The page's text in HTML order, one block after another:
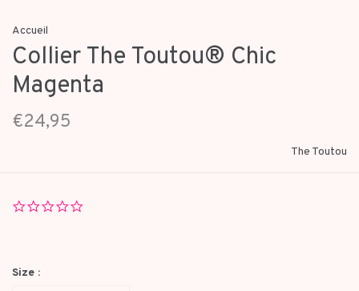
Accueil
Collier The Toutou® Chic
Magenta
€24,95
The Toutou
Size :